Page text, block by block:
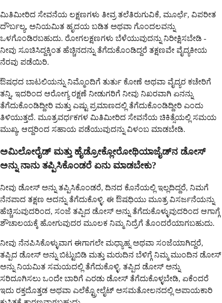
ಮಿತಿಮೀರಿದ ಸೇವನೆಯ ಲಕ್ಷಣಗಳು ತೀವ್ರ ತಲೆತಿರುಗುವಿಕೆ, ಮೂರ್ಛೆ, ವಿಪರೀತ
ದೌರ್ಬಲ್ಯ, ಅನಿಯಮಿತ ಹೃದಯ ಬಡಿತ ಅಥವಾ ಗೊಂದಲವನ್ನು
ಒಳಗೊಂಡಿರಬಹುದು. ರೋಗಲಕ್ಷಣಗಳು ಬೆಳೆಯುವುದನ್ನು ನಿರೀಕ್ಷಿಸಬೇಡಿ -
ನೀವು ಸೂಚಿಸಿದ್ದಕ್ಕಿಂತ ಹೆಚ್ಚಿನದನ್ನು ತೆಗೆದುಕೊಂಡಿದ್ದರೆ ತಕ್ಷಣವೇ ವೈದ್ಯಕೀಯ
ನೆರವು ಪಡೆಯಿರಿ.
ಔಷಧದ ಬಾಟಲಿಯನ್ನು ನಿಮ್ಮೊಂದಿಗೆ ತುರ್ತು ಕೋಣೆ ಅಥವಾ ವೈದ್ಯರ ಕಚೇರಿಗೆ
ತನ್ನಿ, ಇದರಿಂದ ಆರೋಗ್ಯ ರಕ್ಷಣೆ ನೀಡುಗರಿಗೆ ನೀವು ನಿಖರವಾಗಿ ಏನನ್ನು
ತೆಗೆದುಕೊಂಡಿದ್ದೀರಿ ಮತ್ತು ಎಷ್ಟು ಪ್ರಮಾಣದಲ್ಲಿ ತೆಗೆದುಕೊಂಡಿದ್ದೀರಿ ಎಂದು
ತಿಳಿಯುತ್ತದೆ. ಮೂತ್ರವರ್ಧಕಗಳ ಮಿತಿಮೀರಿದ ಸೇವನೆಯ ಚಿಕಿತ್ಸೆಯಲ್ಲಿ ಸಮಯ
ಮುಖ್ಯ, ಆದ್ದರಿಂದ ಸಹಾಯ ಪಡೆಯುವುದನ್ನು ವಿಳಂಬ ಮಾಡಬೇಡಿ.
ಅಮಿಲೋರೈಡ್ ಮತ್ತು ಹೈಡ್ರೋಕ್ಲೋರೋಥಿಯಾಜೈಡ್‌ನ ಡೋಸ್
ಅನ್ನು ನಾನು ತಪ್ಪಿಸಿಕೊಂಡರೆ ಏನು ಮಾಡಬೇಕು?
ನೀವು ಡೋಸ್ ಅನ್ನು ತಪ್ಪಿಸಿಕೊಂಡರೆ, ದಿನದ ಕೊನೆಯಲ್ಲಿ ಇಲ್ಲದಿದ್ದರೆ, ನಿಮಗೆ
ನೆನಪಾದ ತಕ್ಷಣ ಅದನ್ನು ತೆಗೆದುಕೊಳ್ಳಿ. ಈ ಔಷಧಿಯು ಮೂತ್ರ ವಿಸರ್ಜನೆಯನ್ನು
ಹೆಚ್ಚಿಸುವುದರಿಂದ, ಸಂಜೆ ತಪ್ಪಿದ ಡೋಸ್ ಅನ್ನು ತೆಗೆದುಕೊಳ್ಳುವುದರಿಂದ ಆಗಾಗ್ಗೆ
ಶೌಚಾಲಯಕ್ಕೆ ಹೋಗುವುದರ ಮೂಲಕ ನಿಮ್ಮ ನಿದ್ರೆಗೆ ತೊಂದರೆಯಾಗಬಹುದು.
ನೀವು ನೆನಪಿಸಿಕೊಳ್ಳುವಾಗ ಈಗಾಗಲೇ ಮಧ್ಯಾಹ್ನ ಅಥವಾ ಸಂಜೆಯಾಗಿದ್ದರೆ,
ತಪ್ಪಿದ ಡೋಸ್ ಅನ್ನು ಬಿಟ್ಟುಬಿಡಿ ಮತ್ತು ಮರುದಿನ ಬೆಳಿಗ್ಗೆ ನಿಮ್ಮ ಮುಂದಿನ ಡೋಸ್
ಅನ್ನು ನಿಯಮಿತ ಸಮಯದಲ್ಲಿ ತೆಗೆದುಕೊಳ್ಳಿ. ತಪ್ಪಿದ ಡೋಸ್ ಅನ್ನು
ಸರಿದೂಗಿಸಲು ಒಂದೇ ಬಾರಿಗೆ ಎರಡು ಡೋಸ್ ತೆಗೆದುಕೊಳ್ಳಬೇಡಿ, ಏಕೆಂದರೆ
ಇದು ರಕ್ತದೊತ್ತಡ ಅಥವಾ ಎಲೆಕ್ಟ್ರೋಲೈಟ್ ಅಸಮತೋಲನದಲ್ಲಿ ಅಪಾಯಕಾರಿ